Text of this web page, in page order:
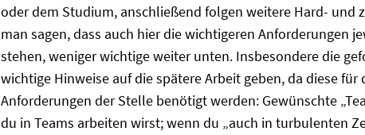
oder dem Studium, anschließend folgen weitere Hard- und
man sagen, dass auch hier die wichtigeren Anforderungen
stehen, weniger wichtige weiter unten. Insbesondere die
wichtige Hinweise auf die spätere Arbeit geben, da diese
Anforderungen der Stelle benötigt werden: Gewünschte
du in Teams arbeiten wirst; wenn du „auch in turbulenten